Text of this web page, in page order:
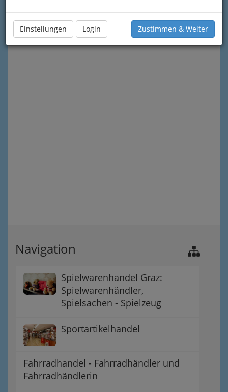
Einstellungen Login Zustimmen & Weiter
Meine Nachricht senden
Navigation
Spielwarenhandel Graz:
Spielwarenhändler,
Spielsachen - Spielzeug
Sportartikelhandel
Fahrradhandel - Fahrradhändler und
Fahrradhändlerin